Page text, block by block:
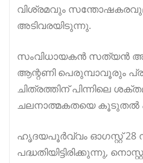
വിശ്രമവും
അടിവരയിടുന്നു.
സംവിധായകൻ സത്യൻ
ആന്റണി പെരുമ്പാവൂരും
ചിത്രത്തിന് പിന്നിലെ
ചലനാത്മകതയെ കൂടുതൽ
ഹൃദയപൂർവ്വം ഓഗസ്റ്റ് 28
പദ്ധതിയിട്ടിരിക്കുന്നു,